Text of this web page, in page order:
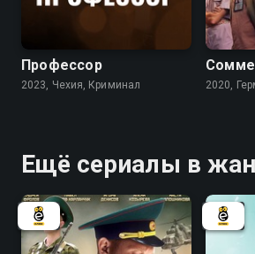
Профессор
2023, Чехия, Криминал
7.4
2020,
Ещё сериалы в